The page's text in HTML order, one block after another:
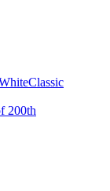
Classic
200th